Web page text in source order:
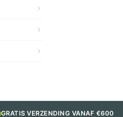
GRATIS VERZENDING VANAF €600